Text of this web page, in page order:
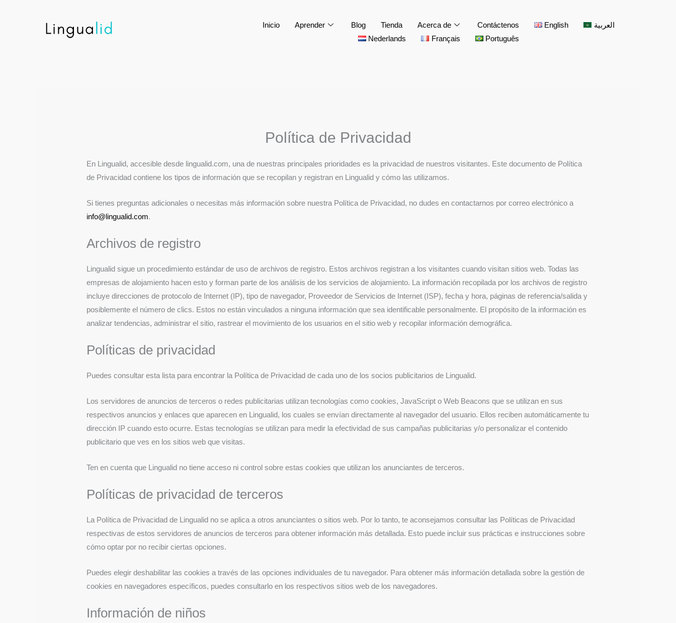
Inicio Aprender Blog Tienda Acerca de Contáctenos English
العربية
Nederlands
Français Português
Política de Privacidad
En Lingualid, accesible desde lingualid.com, una de nuestras principales prioridades es la privacidad de nuestros visitantes. Este documento de Política
de Privacidad contiene los tipos de información que se recopilan y registran en Lingualid y cómo las utilizamos.
Si tienes preguntas adicionales o necesitas más información sobre nuestra Política de Privacidad, no dudes en contactarnos por correo electrónico a
info@lingualid.com.
Archivos de registro
Lingualid sigue un procedimiento estándar de uso de archivos de registro. Estos archivos registran a los visitantes cuando visitan sitios web. Todas las
empresas de alojamiento hacen esto y forman parte de los análisis de los servicios de alojamiento. La información recopilada por los archivos de registro
incluye direcciones de protocolo de Internet (IP), tipo de navegador, Proveedor de Servicios de Internet (ISP), fecha y hora, páginas de referencia/salida y
posiblemente el número de clics. Estos no están vinculados a ninguna información que sea identificable personalmente. El propósito de la información es
analizar tendencias, administrar el sitio, rastrear el movimiento de los usuarios en el sitio web y recopilar información demográfica.
Políticas de privacidad
Puedes consultar esta lista para encontrar la Política de Privacidad de cada uno de los socios publicitarios de Lingualid.
Los servidores de anuncios de terceros o redes publicitarias utilizan tecnologías como cookies, JavaScript o Web Beacons que se utilizan en sus
respectivos anuncios y enlaces que aparecen en Lingualid, los cuales se envían directamente al navegador del usuario. Ellos reciben automáticamente tu
dirección IP cuando esto ocurre. Estas tecnologías se utilizan para medir la efectividad de sus campañas publicitarias y/o personalizar el contenido
publicitario que ves en los sitios web que visitas.
Ten en cuenta que Lingualid no tiene acceso ni control sobre estas cookies que utilizan los anunciantes de terceros.
Políticas de privacidad de terceros
La Política de Privacidad de Lingualid no se aplica a otros anunciantes o sitios web. Por lo tanto, te aconsejamos consultar las Políticas de Privacidad
respectivas de estos servidores de anuncios de terceros para obtener información más detallada. Esto puede incluir sus prácticas e instrucciones sobre
cómo optar por no recibir ciertas opciones.
Puedes elegir deshabilitar las cookies a través de las opciones individuales de tu navegador. Para obtener más información detallada sobre la gestión de
cookies en navegadores específicos, puedes consultarlo en los respectivos sitios web de los navegadores.
Información de niños